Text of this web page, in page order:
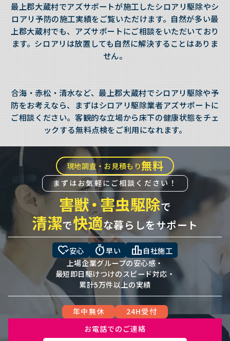
最上郡大蔵村でアズサポートが施工したシロアリ駆除やシ
ロアリ予防の施工実績をご覧いただけます。自然が多い最
上郡大蔵村でも、アズサポートにご相談をいただいており
ます。シロアリは放置しても自然に解決することはありま
せん。
合海・赤松・清水など、最上郡大蔵村でシロアリ駆除や予
防をお考えなら、まずはシロアリ駆除業者アズサポートに
ご相談ください。客観的な立場から床下の健康状態をチェ
ックする無料点検をご利用になれます。
現地調査・お見積もり無料
まずはお気軽にご相談ください！
害獣・害虫駆除で
清潔で快適な暮らしをサポート
heart_check安心 timer早い leaderboard 自社施工
上場企業グループの安心感・
最短即日駆けつけのスピード対応・
累計5万件以上の実績
年中無休
24H受付
お電話でのご連絡